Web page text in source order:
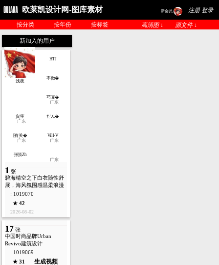
欧莱凯设计网-图库素材 新会员 注册 登录
按分类 按年份 按标签 高清图 ↓ 源文件 ↓
新加入的用户
浅夜 HTJ
不做�
巧克�
广东
貟笙
だん�
[有关�
广东
Vill-V
广东
张張Zh
1张
碧海晴空之下白衣随性舒
展，海风氛围感温柔浪漫
: 1019070